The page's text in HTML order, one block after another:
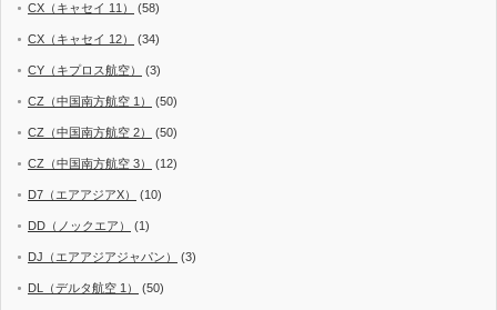
CX（キャセイ 11） (58)
CX（キャセイ 12） (34)
CY（キプロス航空） (3)
CZ（中国南方航空 1） (50)
CZ（中国南方航空 2） (50)
CZ（中国南方航空 3） (12)
D7（エアアジアX） (10)
DD（ノックエア） (1)
DJ（エアアジアジャパン） (3)
DL（デルタ航空 1） (50)